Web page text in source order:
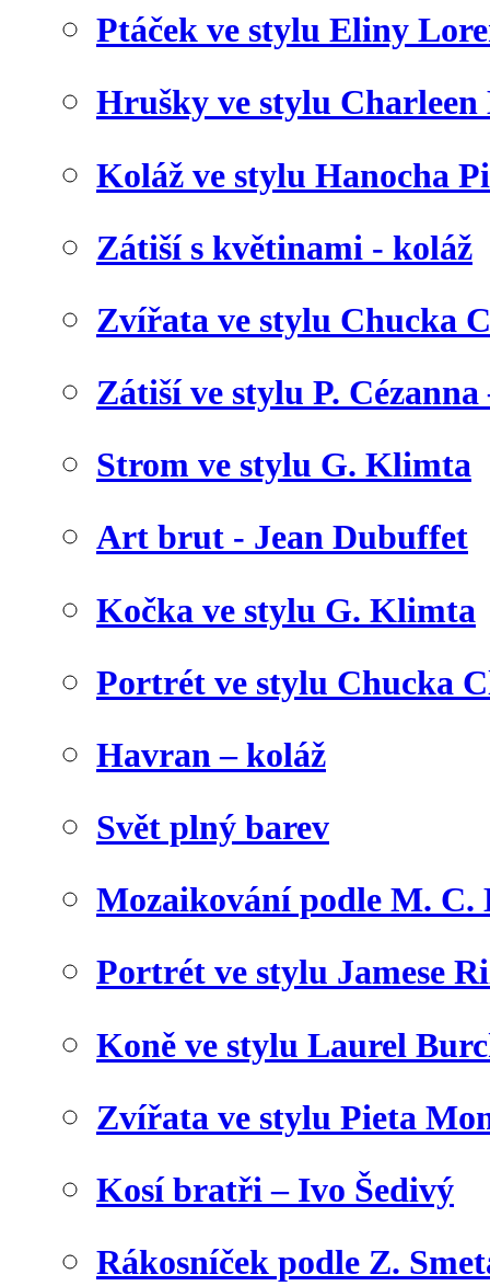
Ptáček ve stylu Eliny
Hrušky ve stylu
Koláž ve stylu Hanocha
Zátiší s květinami - koláž
Zvířata ve stylu Chucka
Zátiší ve stylu P.
Strom ve stylu G. Klimta
Art brut - Jean Dubuffet
Kočka ve stylu G. Klimta
Portrét ve stylu Chucka
Havran – koláž
Svět plný barev
Mozaikování podle M. C.
Portrét ve stylu Jamese
Koně ve stylu Laurel
Zvířata ve stylu Pieta
Kosí bratři – Ivo Šedivý
Rákosníček podle Z.